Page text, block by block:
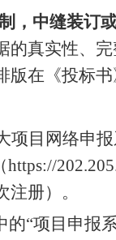
，中缝装订
的真实性、
版在《投标
项目网络申
册）。
的“项目申